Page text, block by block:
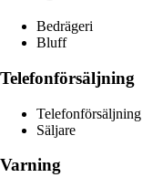
Bedrägeri
Bluff
Telefonförsäljning
Telefonförsäljning
Säljare
Varning